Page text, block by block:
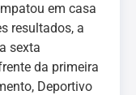
em casa
resultados, a
sexta
da primeira
Deportivo